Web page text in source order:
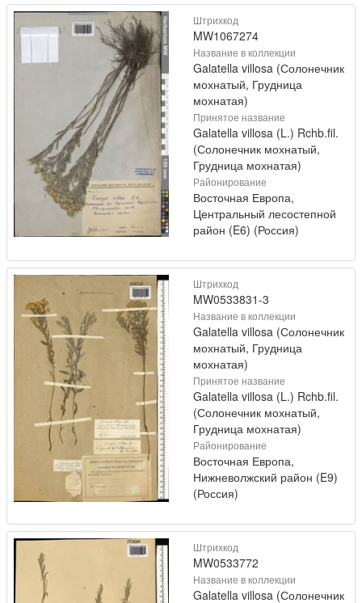
Штрихкод
MW1067274
Название в коллекции
Galatella villosa (Солонечник
мохнатый, Грудница
мохнатая)
Принятое название
Galatella villosa (L.) Rchb.fil.
(Солонечник мохнатый,
Грудница мохнатая)
Районирование
Восточная Европа,
Центральный лесостепной
район (E6) (Россия)
Штрихкод
MW0533831-3
Название в коллекции
Galatella villosa (Солонечник
мохнатый, Грудница
мохнатая)
Принятое название
Galatella villosa (L.) Rchb.fil.
(Солонечник мохнатый,
Грудница мохнатая)
Районирование
Восточная Европа,
Нижневолжский район (E9)
(Россия)
Штрихкод
MW0533772
Название в коллекции
Galatella villosa (Солонечник